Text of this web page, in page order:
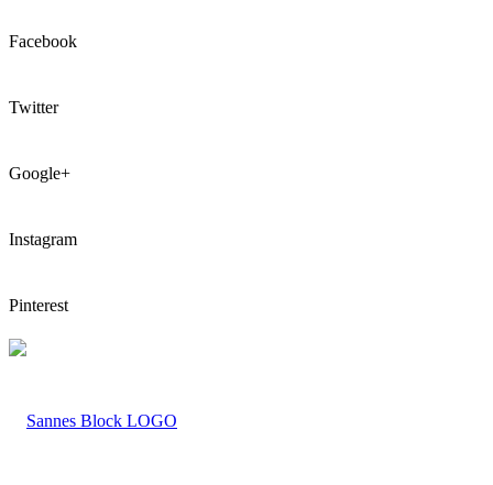
Facebook
Twitter
Google+
Instagram
Pinterest
LOGO